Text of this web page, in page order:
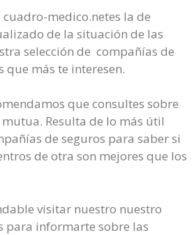
medico.netes la de
de la situación de las
selección de compañías de
que más te interesen.
que consultes sobre
Resulta de lo más útil
de seguros para saber si
de otra son mejores que los
visitar nuestro nuestro
para informarte sobre las